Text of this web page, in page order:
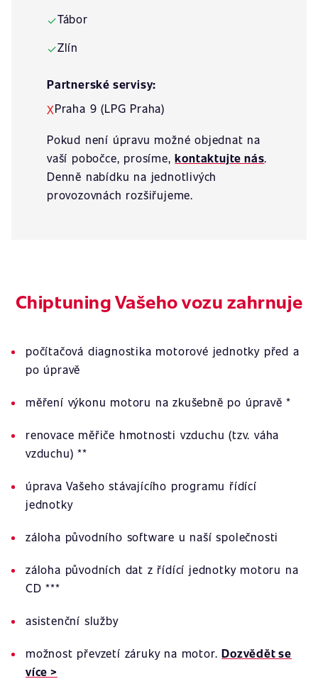
✓Tábor
✓Zlín
Partnerské servisy:
XPraha 9 (LPG Praha)
Pokud není úpravu možné objednat na
vaší pobočce, prosíme,kontaktujte nás.
Denně nabídku na jednotlivých
provozovnách rozšiřujeme.
Chiptuning Vašeho vozu zahrnuje
počítačová diagnostika motorové jednotky před a
po úpravě
měření výkonu motoru na zkušebně po úpravě *
renovace měřiče hmotnosti vzduchu (tzv. váha
vzduchu) **
úprava Vašeho stávajícího programu řídící
jednotky
záloha původního software u naší společnosti
záloha původních dat z řídící jednotky motoru na
CD ***
asistenční služby
možnost převzetí záruky na motor.Dozvědět se
více >